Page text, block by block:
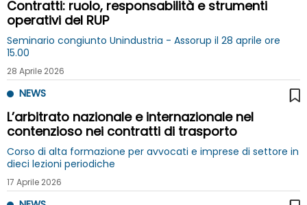
Contratti: ruolo, responsabilità e strumenti
operativi del RUP
Seminario congiunto Unindustria - Assorup il 28 aprile ore
15.00
28 Aprile 2026
NEWS
L’arbitrato nazionale e internazionale nel
contenzioso nei contratti di trasporto
Corso di alta formazione per avvocati e imprese di settore in
dieci lezioni periodiche
17 Aprile 2026